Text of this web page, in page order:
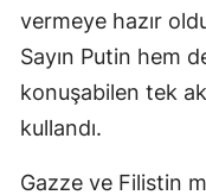
vermeye hazır
Sayın Putin hem
konuşabilen tek
kullandı.
Gazze ve Filistin